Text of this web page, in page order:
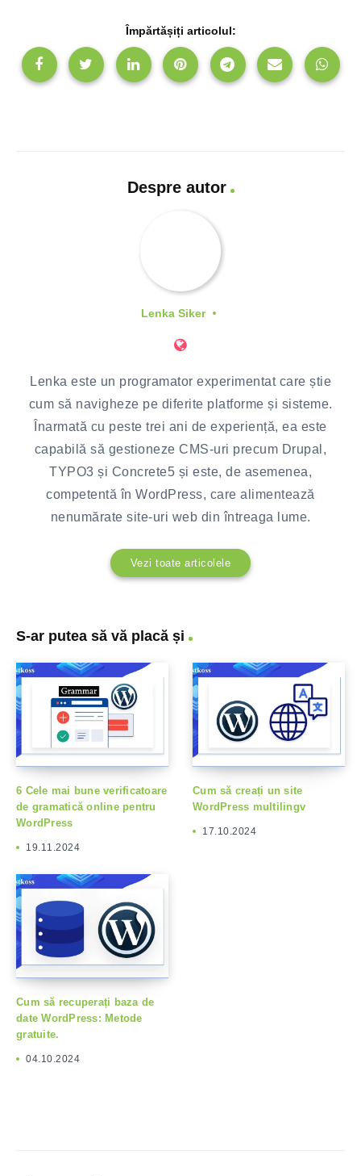
Împărtășiți articolul:
Despre autor
Lenka Siker
Lenka este un programator experimentat care știe
cum să navigheze pe diferite platforme și sisteme.
Înarmată cu peste trei ani de experiență, ea este
capabilă să gestioneze CMS-uri precum Drupal,
TYPO3 și Concrete5 și este, de asemenea,
competentă în WordPress, care alimentează
nenumărate site-uri web din întreaga lume.
Vezi toate articolele
S-ar putea să vă placă și
6 Cele mai bune verificatoare
de gramatică online pentru
WordPress
19.11.2024
Cum să creați un site
WordPress multilingv
17.10.2024
Cum să recuperați baza de
date WordPress: Metode
gratuite.
04.10.2024